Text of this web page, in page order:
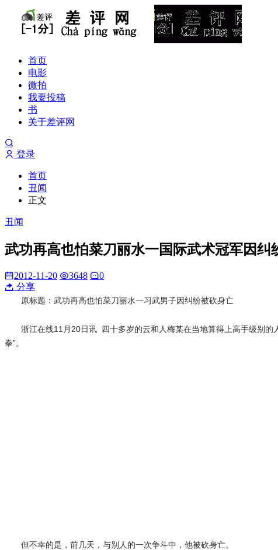
首页
电影
微拍
我要投稿
书
关于差评网
登录
首页
丑闻
正文
丑闻
武功再高也怕菜刀丽水一国际武术冠军因纠
2012-11-20 3648
0
分享
原标题：武功再高也怕菜刀丽水一习武男子因纠纷被砍身亡
浙江在线11月20日讯 四十多岁的云和人梅某在当地算得上高手级别的
拳”。
但不幸的是，前几天，与别人的一次争斗中，他被砍身亡。